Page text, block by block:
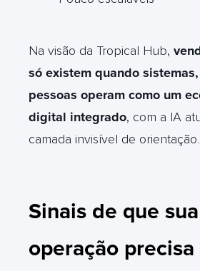
Na visão da Tropical Hub,
só existem quando
pessoas operam como um
digital integrado, com a IA
camada invisível de orientação.
Sinais de que sua
operação precisa